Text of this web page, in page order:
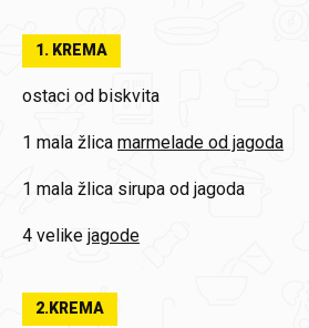
1. KREMA
ostaci od biskvita
1 mala žlica marmelade od jagoda
1 mala žlica sirupa od jagoda
4 velike jagode
2.KREMA